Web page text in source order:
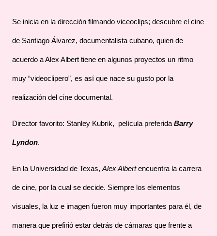
Se inicia en la dirección filmando viceoclips; descubre el cine
de Santiago Álvarez, documentalista cubano, quien de
acuerdo a Alex Albert tiene en algunos proyectos un ritmo
muy “videoclipero”, es así que nace su gusto por la
realización del cine documental.
Director favorito: Stanley Kubrik, película preferida Barry
Lyndon.
En la Universidad de Texas, Alex Albertencuentra la carrera
de cine, por la cual se decide. Siempre los elementos
visuales, la luz e imagen fueron muy importantes para él, de
manera que prefirió estar detrás de cámaras que frente a